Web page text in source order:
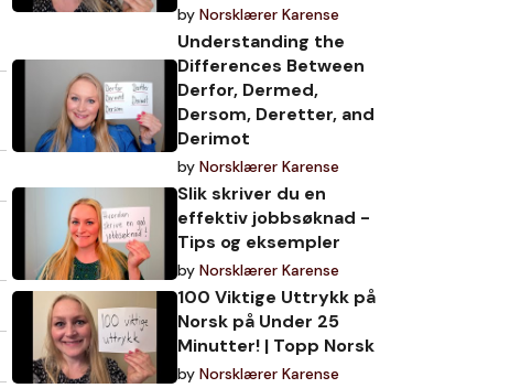
by Norsklærer Karense
Understanding the
Differences Between
Derfor, Dermed,
Dersom, Deretter, and
Derimot
by Norsklærer Karense
Slik skriver du en
effektiv jobbsøknad -
Tips og eksempler
by Norsklærer Karense
100 Viktige Uttrykk på
Norsk på Under 25
Minutter! | Topp Norsk
by Norsklærer Karense